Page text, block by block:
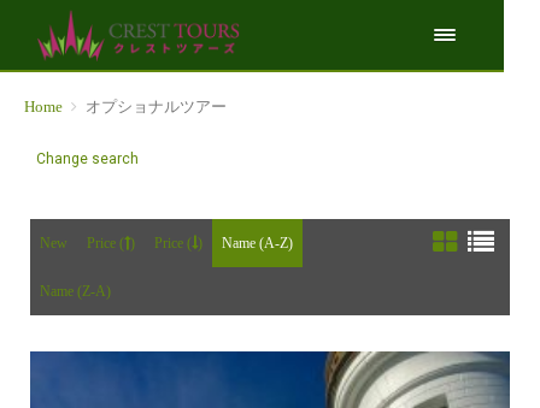
Home オプショナルツアー
Change search
New Price ( ) Price ( ) Name (A-Z)
Name (Z-A)